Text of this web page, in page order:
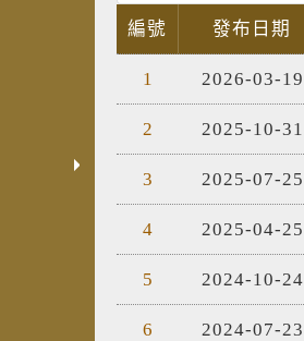
編號 發布日期
1 2026-03-19
2 2025-10-31
3 2025-07-25
4 2025-04-25
5 2024-10-24
6 2024-07-23